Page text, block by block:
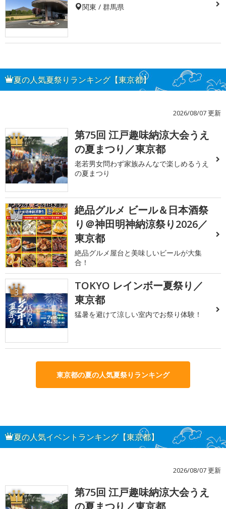
関東 / 群馬県
夏の人気夏祭りランキング【東京都】
2026/08/07 更新
1
第75回 江戸趣味納涼大会うえ
の夏まつり／東京都
老若男女問わず家族みんなで楽しめるうえ
の夏まつり
2
絶品グルメ ビール＆日本酒祭
り＠神田明神納涼祭り2026／
東京都
絶品グルメ屋台と美味しいビールが大集
合！
3
TOKYO レインボー夏祭り／
東京都
猛暑を避けて涼しい室内でお祭り体験！
東京都の夏の人気夏祭りランキング
夏の人気イベントランキング【東京都】
2026/08/07 更新
1
第75回 江戸趣味納涼大会うえ
の夏まつり／東京都